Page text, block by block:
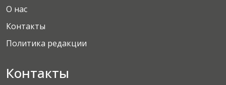
О нас
Контакты
Политика редакции
Контакты